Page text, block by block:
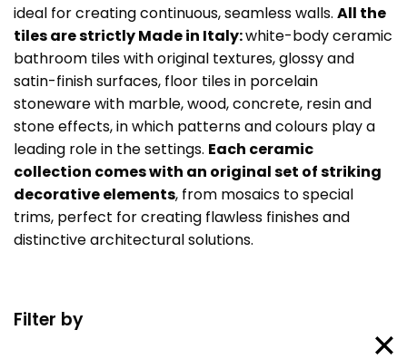
ideal for creating continuous, seamless walls. All the
tiles are strictly Made in Italy:white-body ceramic
bathroom tiles with original textures, glossy and
satin-finish surfaces, floor tiles in porcelain
stoneware with marble, wood, concrete, resin and
stone effects, in which patterns and colours play a
leading role in the settings. Each ceramic
collection comes with an original set of striking
decorative elements, from mosaics to special
trims, perfect for creating flawless finishes and
distinctive architectural solutions.
Filter by